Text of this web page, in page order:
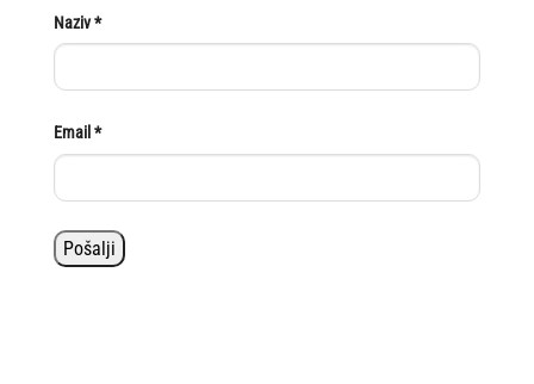
Naziv*
Email *